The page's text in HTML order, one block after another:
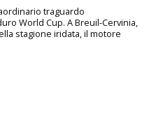
traguardo
World Cup. A Breuil-Cervinia,
stagione iridata, il motore